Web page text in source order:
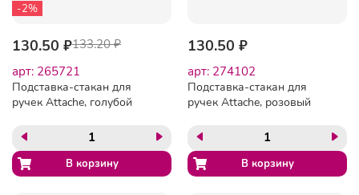
-2%
130.50 ₽133.20 ₽
арт: 265721
Подставка-стакан для
ручек Attache, голубой
130.50 ₽
арт: 274102
Подставка-стакан для
ручек Attache, розовый